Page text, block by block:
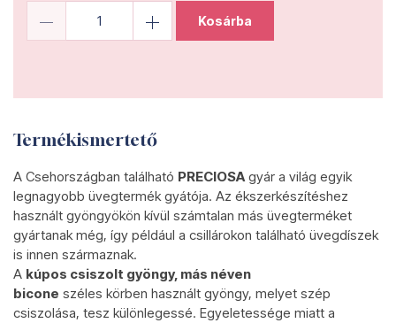
Kosárba
Termékismertető
A Csehországban található PRECIOSAgyár a világ egyik
legnagyobb üvegtermék gyátója. Az ékszerkészítéshez
használt gyöngyökön kívül számtalan más üvegterméket
gyártanak még, így például a csillárokon található üvegdíszek
is innen származnak.
A kúpos csiszolt gyöngy, más néven
bicone széles körben használt gyöngy, melyet szép
csiszolása, tesz különlegessé. Egyeletessége miatt a